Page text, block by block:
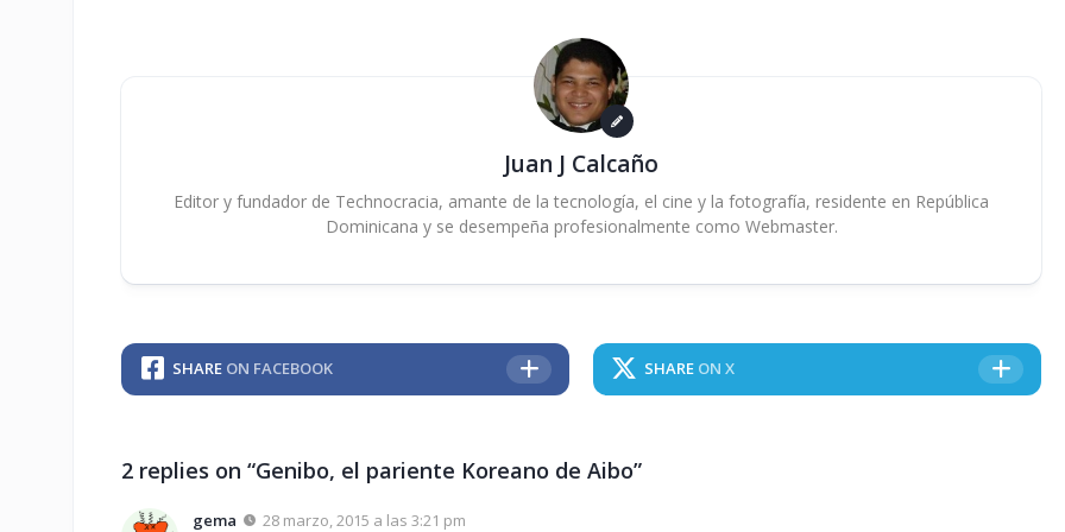
Juan J Calcaño
Editor y fundador de Technocracia, amante de la tecnología, el cine y la fotografía, residente en República
Dominicana y se desempeña profesionalmente como Webmaster.
SHARE ON FACEBOOK SHARE ON X
2 replies on “Genibo, el pariente Koreano de Aibo”
gema 28 marzo, 2015 a las 3:21 pm